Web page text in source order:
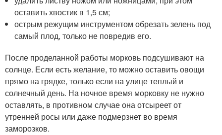
оставить хвостик в 1,5 см;
острым режущим инструментом обрезать зелень под
самый плод, только не повредив его.
После проделанной работы морковь подсушивают на
солнце. Если есть желание, то можно оставить овощи
прямо на грядке, только если на улице теплый и
солнечный день. На ночное время морковку не нужно
оставлять, в противном случае она отсыреет от
утренней росы или даже подмерзнет во время
заморозков.